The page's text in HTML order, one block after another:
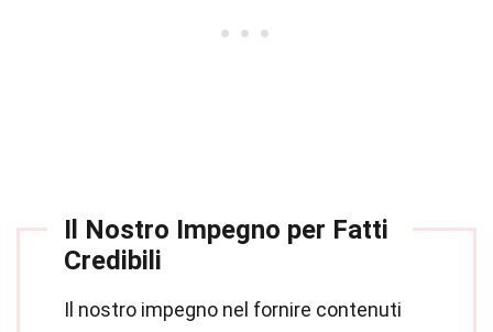
Il Nostro Impegno per Fatti
Credibili
Il nostro impegno nel fornire contenuti